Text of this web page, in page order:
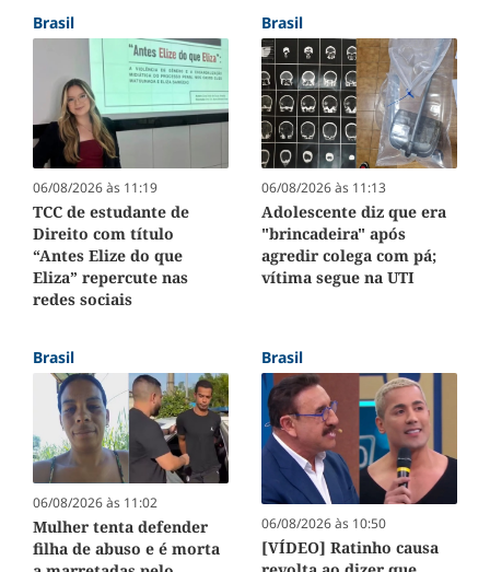
Brasil
06/08/2026 às 11:19
TCC de estudante de
Direito com título
“Antes Elize do que
Eliza” repercute nas
redes sociais
Brasil
06/08/2026 às 11:13
Adolescente diz que era
"brincadeira" após
agredir colega com pá;
vítima segue na UTI
Brasil
06/08/2026 às 11:02
Mulher tenta defender
filha de abuso e é morta
Brasil
06/08/2026 às 10:50
[VÍDEO] Ratinho causa